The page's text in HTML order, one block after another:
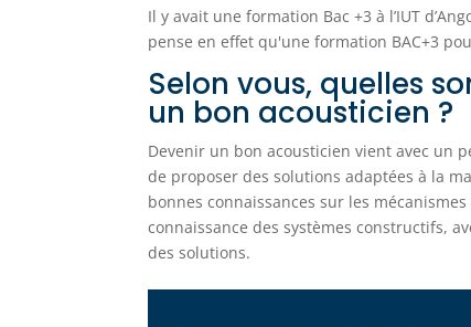
Il y avait une formation Bac +3 à l’IUT
pense en effet qu'une formation BAC+3
Selon vous, quelles
un bon acousticien ?
Devenir un bon acousticien vient avec un
de proposer des solutions adaptées à la
bonnes connaissances sur les
connaissance des systèmes constructifs,
des solutions.